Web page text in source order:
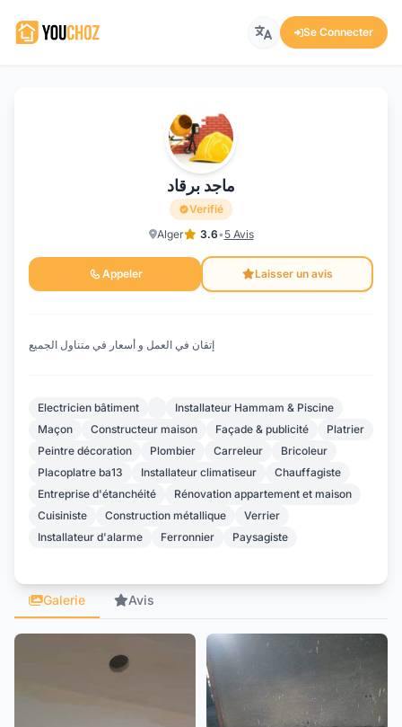
Se Connecter
ماجد برقاد
Verifié
Alger
3.6• 5 Avis
Appeler Laisser un avis
إتقان في العمل و أسعار في متناول الجميع
Electricien bâtiment
Installateur Hammam & Piscine
Maçon
Constructeur maison Façade & publicité
Platrier
Peintre décoration
Plombier Carreleur
Bricoleur
Placoplatre ba13
Installateur climatiseur
Chauffagiste
Entreprise d'étanchéité
Rénovation appartement et maison
Cuisiniste
Construction métallique
Verrier
Installateur d'alarme
Ferronnier Paysagiste
Galerie Avis